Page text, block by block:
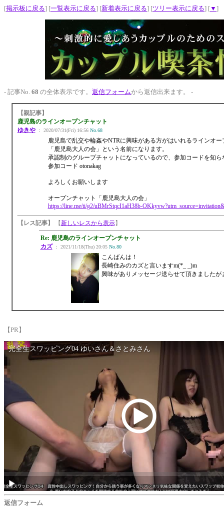
[掲示板に戻る] [一覧表示に戻る] [新着表示に戻る] [ツリー表示に戻る] [▼ ]
- 記事No. 68 の全体表示です。 返信フォームから返信出来ます。 -
【親記事】
鹿児島のラインオープンチャット
ゆきや： 2020/07/31(Fri) 16:56 No.68
鹿児島で乱交や輪姦やNTRに興味がある方がはいれるラインオ
「鹿児島大人の会」という名前になります。
承認制のグループチャットになっているので、参加コードを知
参加コード otonakag
よろしくお願いします
オープンチャット「鹿児島大人の会」
https://line.me/ti/g2/uBMrStqcI1aH38b-
【レス記事】 【新しいレスから表示】
Re: 鹿児島のラインオープンチャット
カズ： 2021/11/18(Thu) 20:05 No.80
こんばんは！
長崎住みのカズと言いますm(*_ _)m
興味がありメッセージ送らせて頂きました
【PR】
返信フォーム